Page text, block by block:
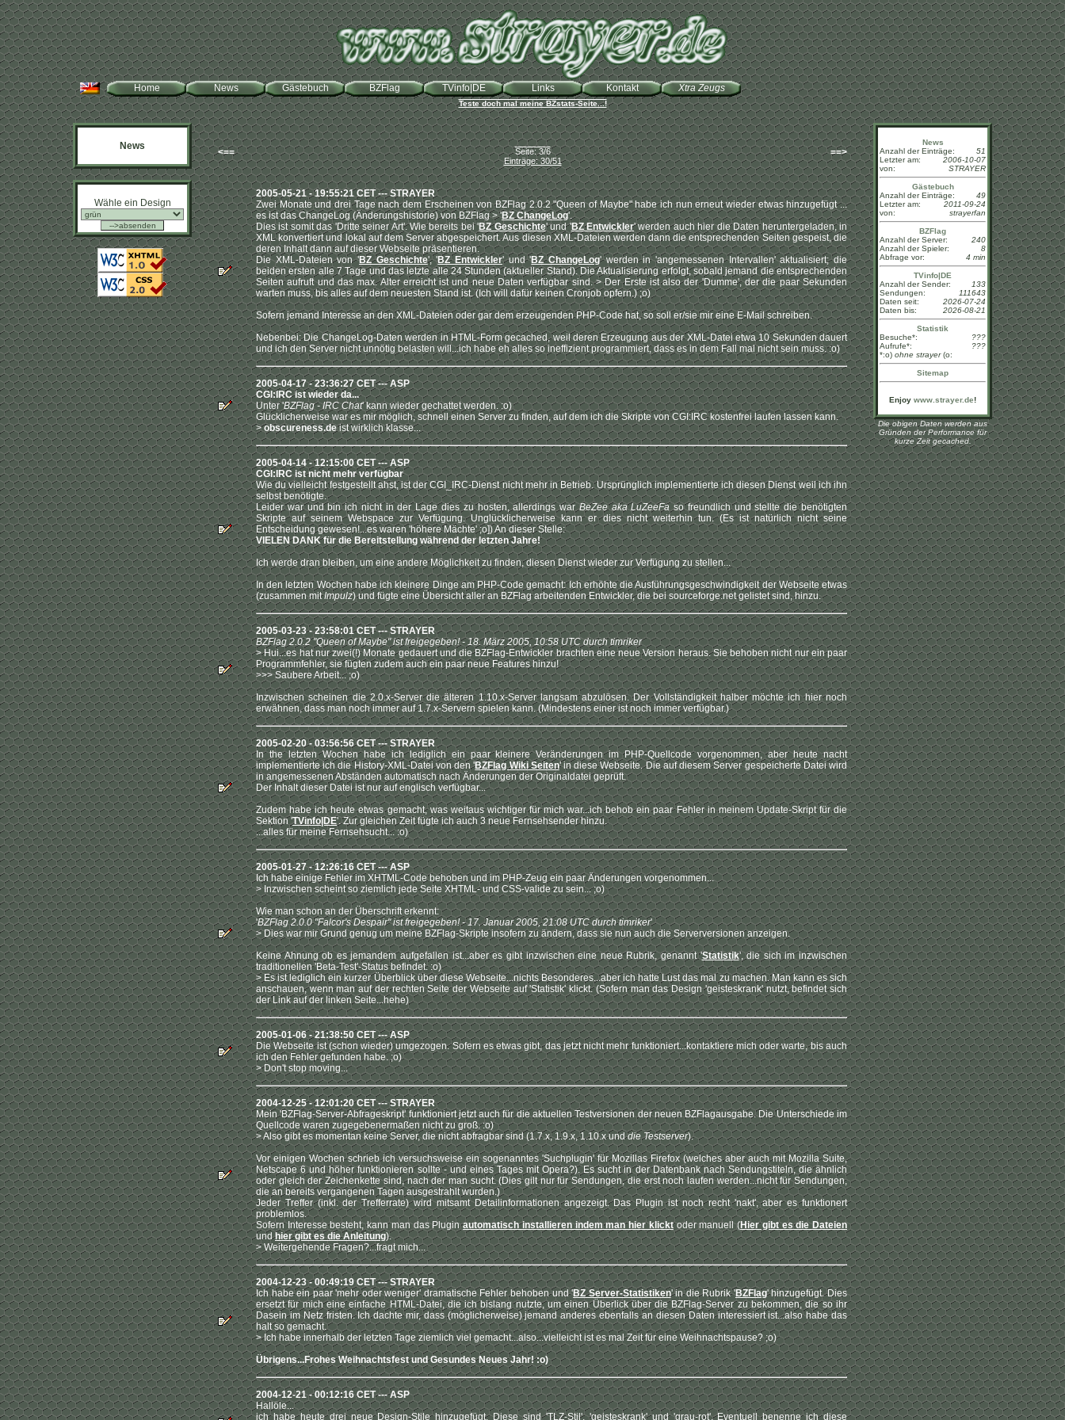
Home News Gästebuch BZFlag TVinfo|DE Links Kontakt Xtra Zeugs
Teste doch mal meine BZstats-Seite...!
News
Wähle ein Design
News
Anzahl der Einträge:
51
Letzter am:
2006-10-07
von:
STRAYER
Gästebuch
Anzahl der Einträge:
49
Letzter am:
2011-09-24
von:
strayerfan
BZFlag
Anzahl der Server:
240
Anzahl der Spieler:
8
Abfrage vor:
4 min
TVinfo|DE
Anzahl der Sender:
133
Sendungen:
111643
Daten seit:
2026-07-24
Daten bis:
2026-08-21
Statistik
Besuche*:
???
Aufrufe*:
???
*:o) ohne strayer(o:
Sitemap
Enjoy www.strayer.de!
Die obigen Daten werden aus
Gründen der Performance für
kurze Zeit gecached.
<== ==>
Seite: 3/6
Einträge: 30/51
2005-05-21 - 19:55:21 CET --- STRAYER
Zwei Monate und drei Tage nach dem Erscheinen von BZFlag 2.0.2 "Queen of Maybe" habe ich nun erneut wieder etwas hinzugefügt ...
es ist das ChangeLog (Änderungshistorie) von BZFlag > 'BZ ChangeLog'.
Dies ist somit das 'Dritte seiner Art'. Wie bereits bei 'BZ Geschichte' und 'BZ Entwickler' werden auch hier die Daten heruntergeladen, in
XML konvertiert und lokal auf dem Server abgespeichert. Aus diesen XML-Dateien werden dann die entsprechenden Seiten gespeist, die
deren Inhalt dann auf dieser Webseite präsentieren.
Die XML-Dateien von 'BZ Geschichte', 'BZ Entwickler' und 'BZ ChangeLog' werden in 'angemessenen Intervallen' aktualisiert; die
beiden ersten alle 7 Tage und das letzte alle 24 Stunden (aktueller Stand). Die Aktualisierung erfolgt, sobald jemand die entsprechenden
Seiten aufruft und das max. Alter erreicht ist und neue Daten verfügbar sind. > Der Erste ist also der 'Dumme', der die paar Sekunden
warten muss, bis alles auf dem neuesten Stand ist. (Ich will dafür keinen Cronjob opfern.) ;o)
Sofern jemand Interesse an den XML-Dateien oder gar dem erzeugenden PHP-Code hat, so soll er/sie mir eine E-Mail schreiben.
Nebenbei: Die ChangeLog-Daten werden in HTML-Form gecached, weil deren Erzeugung aus der XML-Datei etwa 10 Sekunden dauert
und ich den Server nicht unnötig belasten will...ich habe eh alles so ineffizient programmiert, dass es in dem Fall mal nicht sein muss. :o)
2005-04-17 - 23:36:27 CET --- ASP
CGI:IRC ist wieder da...
Unter 'BZFlag - IRC Chat' kann wieder gechattet werden. :o)
Glücklicherweise war es mir möglich, schnell einen Server zu finden, auf dem ich die Skripte von CGI:IRC kostenfrei laufen lassen kann.
>obscureness.deist wirklich klasse...
2005-04-14 - 12:15:00 CET --- ASP
CGI:IRC ist nicht mehr verfügbar
Wie du vielleicht festgestellt ahst, ist der CGI_IRC-Dienst nicht mehr in Betrieb. Ursprünglich implementierte ich diesen Dienst weil ich ihn
selbst benötigte.
Leider war und bin ich nicht in der Lage dies zu hosten, allerdings warBeZee aka LuZeeFa so freundlich und stellte die benötigten
Skripte auf seinem Webspace zur Verfügung. Unglücklicherweise kann er dies nicht weiterhin tun. (Es ist natürlich nicht seine
Entscheidung gewesen!...es waren 'höhere Mächte' ;o]) An dieser Stelle:
VIELEN DANK für die Bereitstellung während der letzten Jahre!
Ich werde dran bleiben, um eine andere Möglichkeit zu finden, diesen Dienst wieder zur Verfügung zu stellen...
In den letzten Wochen habe ich kleinere Dinge am PHP-Code gemacht: Ich erhöhte die Ausführungsgeschwindigkeit der Webseite etwas
(zusammen mitImpulz) und fügte eine Übersicht aller an BZFlag arbeitenden Entwickler, die bei sourceforge.net gelistet sind, hinzu.
2005-03-23 - 23:58:01 CET --- STRAYER
BZFlag 2.0.2 "Queen of Maybe" ist freigegeben! - 18. März 2005, 10:58 UTC durch timriker
> Hui...es hat nur zwei(!) Monate gedauert und die BZFlag-Entwickler brachten eine neue Version heraus. Sie behoben nicht nur ein paar
Programmfehler, sie fügten zudem auch ein paar neue Features hinzu!
>>> Saubere Arbeit... ;o)
Inzwischen scheinen die 2.0.x-Server die älteren 1.10.x-Server langsam abzulösen. Der Vollständigkeit halber möchte ich hier noch
erwähnen, dass man noch immer auf 1.7.x-Servern spielen kann. (Mindestens einer ist noch immer verfügbar.)
2005-02-20 - 03:56:56 CET --- STRAYER
In the letzten Wochen habe ich lediglich ein paar kleinere Veränderungen im PHP-Quellcode vorgenommen, aber heute nacht
implementierte ich die History-XML-Datei von den 'BZFlag Wiki Seiten' in diese Webseite. Die auf diesem Server gespeicherte Datei wird
in angemessenen Abständen automatisch nach Änderungen der Originaldatei geprüft.
Der Inhalt dieser Datei ist nur auf englisch verfügbar...
Zudem habe ich heute etwas gemacht, was weitaus wichtiger für mich war...ich behob ein paar Fehler in meinem Update-Skript für die
Sektion 'TVinfo|DE'. Zur gleichen Zeit fügte ich auch 3 neue Fernsehsender hinzu.
...alles für meine Fernsehsucht... :o)
2005-01-27 - 12:26:16 CET --- ASP
Ich habe einige Fehler im XHTML-Code behoben und im PHP-Zeug ein paar Änderungen vorgenommen...
> Inzwischen scheint so ziemlich jede Seite XHTML- und CSS-valide zu sein... ;o)
Wie man schon an der Überschrift erkennt:
'BZFlag 2.0.0 "Falcor's Despair" ist freigegeben! - 17. Januar 2005, 21:08 UTC durch timriker'
> Dies war mir Grund genug um meine BZFlag-Skripte insofern zu ändern, dass sie nun auch die Serverversionen anzeigen.
Keine Ahnung ob es jemandem aufgefallen ist...aber es gibt inzwischen eine neue Rubrik, genannt 'Statistik', die sich im inzwischen
traditionellen 'Beta-Test'-Status befindet. :o)
> Es ist lediglich ein kurzer Überblick über diese Webseite...nichts Besonderes...aber ich hatte Lust das mal zu machen. Man kann es sich
anschauen, wenn man auf der rechten Seite der Webseite auf 'Statistik' klickt. (Sofern man das Design 'geisteskrank' nutzt, befindet sich
der Link auf der linken Seite...hehe)
2005-01-06 - 21:38:50 CET --- ASP
Die Webseite ist (schon wieder) umgezogen. Sofern es etwas gibt, das jetzt nicht mehr funktioniert...kontaktiere mich oder warte, bis auch
ich den Fehler gefunden habe. ;o)
> Don't stop moving...
2004-12-25 - 12:01:20 CET --- STRAYER
Mein 'BZFlag-Server-Abfrageskript' funktioniert jetzt auch für die aktuellen Testversionen der neuen BZFlagausgabe. Die Unterschiede im
Quellcode waren zugegebenermaßen nicht zu groß. :o)
> Also gibt es momentan keine Server, die nicht abfragbar sind (1.7.x, 1.9.x, 1.10.x unddie Testserver).
Vor einigen Wochen schrieb ich versuchsweise ein sogenanntes 'Suchplugin' für Mozillas Firefox (welches aber auch mit Mozilla Suite,
Netscape 6 und höher funktionieren sollte - und eines Tages mit Opera?). Es sucht in der Datenbank nach Sendungstiteln, die ähnlich
oder gleich der Zeichenkette sind, nach der man sucht. (Dies gilt nur für Sendungen, die erst noch laufen werden...nicht für Sendungen,
die an bereits vergangenen Tagen ausgestrahlt wurden.)
Jeder Treffer (inkl. der Trefferrate) wird mitsamt Detailinformationen angezeigt. Das Plugin ist noch recht 'nakt', aber es funktionert
problemlos.
Sofern Interesse besteht, kann man das Pluginautomatisch installieren indem man hier klicktoder manuell (Hier gibt es die Dateien
undhier gibt es die Anleitung).
> Weitergehende Fragen?...fragt mich...
2004-12-23 - 00:49:19 CET --- STRAYER
Ich habe ein paar 'mehr oder weniger' dramatische Fehler behoben und 'BZ Server-Statistiken' in die Rubrik 'BZFlag' hinzugefügt. Dies
ersetzt für mich eine einfache HTML-Datei, die ich bislang nutzte, um einen Überlick über die BZFlag-Server zu bekommen, die so ihr
Dasein im Netz fristen. Ich dachte mir, dass (möglicherweise) jemand anderes ebenfalls an diesen Daten interessiert ist...also habe das
halt so gemacht.
> Ich habe innerhalb der letzten Tage ziemlich viel gemacht...also...vielleicht ist es mal Zeit für eine Weihnachtspause? ;o)
Übrigens...Frohes Weihnachtsfest und Gesundes Neues Jahr! :o)
2004-12-21 - 00:12:16 CET --- ASP
Hallöle...
ich habe heute drei neue Design-Stile hinzugefügt. Diese sind 'TLZ-Stil', 'geisteskrank' und 'grau-rot'. Eventuell benenne ich diese